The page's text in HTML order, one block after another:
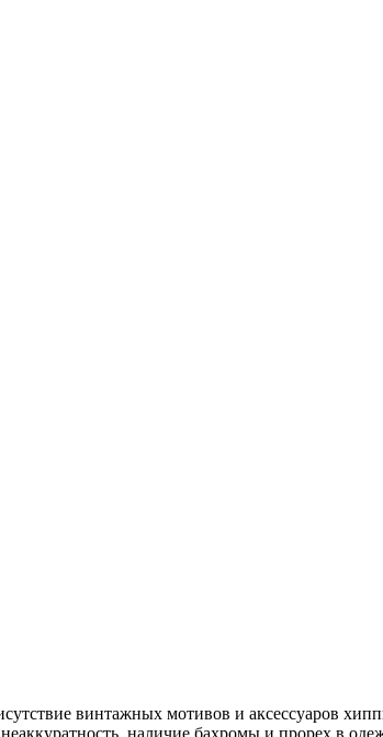
винтажных мотивов и аксессуаров
наличие бахромы и прорех в